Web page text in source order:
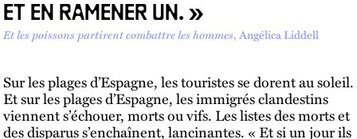
ET EN RAMENER UN. »
Et les poissons partirent combattre les hommes, Angélica Liddell
Sur les plages d’Espagne, les touristes se dorent au soleil.
Et sur les plages d’Espagne, les immigrés clandestins
viennent s’échouer, morts ou vifs. Les listes des morts et
des disparus s’enchaînent, lancinantes. « Et si un jour ils